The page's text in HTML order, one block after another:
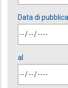
Data di
al